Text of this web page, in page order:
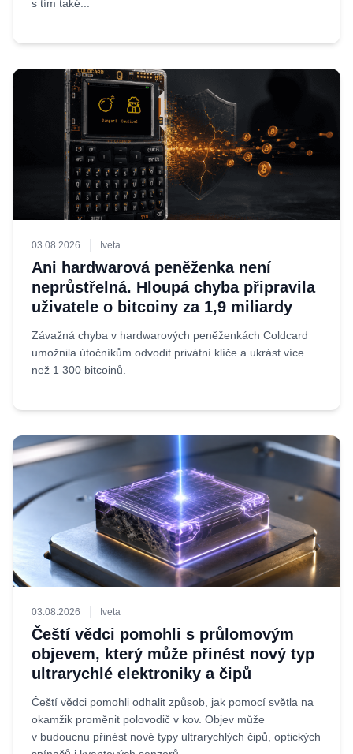
s tím také...
03.08.2026 Iveta
Ani hardwarová peněženka není
neprůstřelná. Hloupá chyba připravila
uživatele o bitcoiny za 1,9 miliardy
Závažná chyba v hardwarových peněženkách Coldcard
umožnila útočníkům odvodit privátní klíče a ukrást více
než 1 300 bitcoinů.
03.08.2026 Iveta
Čeští vědci pomohli s průlomovým
objevem, který může přinést nový typ
ultrarychlé elektroniky a čipů
Čeští vědci pomohli odhalit způsob, jak pomocí světla na
okamžik proměnit polovodič v kov. Objev může
v budoucnu přinést nové typy ultrarychlých čipů, optických